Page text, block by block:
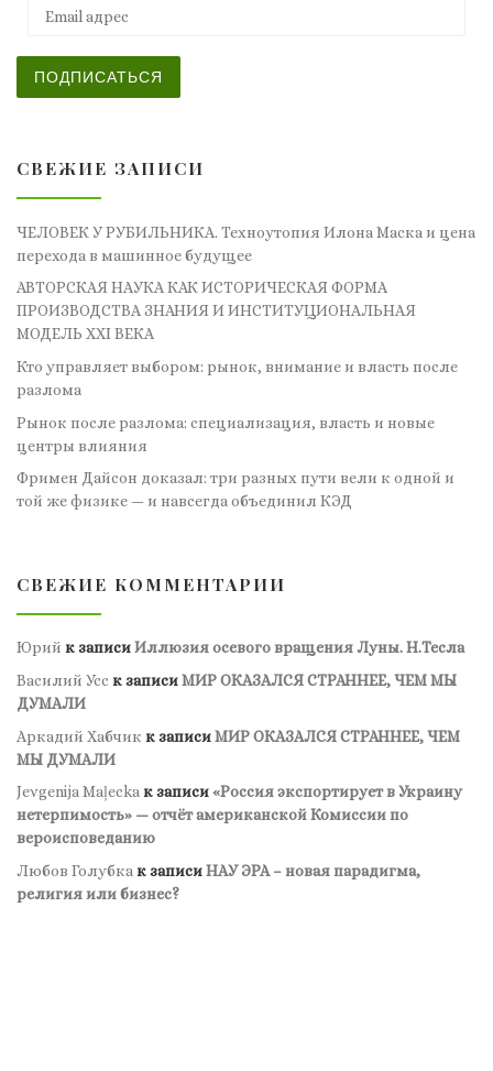
ПОДПИСАТЬСЯ
СВЕЖИЕ ЗАПИСИ
ЧЕЛОВЕК У РУБИЛЬНИКА. Техноутопия Илона Маска и цена
перехода в машинное будущее
АВТОРСКАЯ НАУКА КАК ИСТОРИЧЕСКАЯ ФОРМА
ПРОИЗВОДСТВА ЗНАНИЯ И ИНСТИТУЦИОНАЛЬНАЯ
МОДЕЛЬ XXI ВЕКА
Кто управляет выбором: рынок, внимание и власть после
разлома
Рынок после разлома: специализация, власть и новые
центры влияния
Фримен Дайсон доказал: три разных пути вели к одной и
той же физике — и навсегда объединил КЭД
СВЕЖИЕ КОММЕНТАРИИ
Юрий к записиИллюзия осевого вращения Луны. Н.Тесла
Василий Усс к записиМИР ОКАЗАЛСЯ СТРАННЕЕ, ЧЕМ МЫ
ДУМАЛИ
Аркадий Хабчик к записиМИР ОКАЗАЛСЯ СТРАННЕЕ, ЧЕМ
МЫ ДУМАЛИ
Jevgenija Maļeckaк записи«Россия экспортирует в Украину
нетерпимость» — отчёт американской Комиссии по
вероисповеданию
Любов Голубка к записиНАУ ЭРА – новая парадигма,
религия или бизнес?